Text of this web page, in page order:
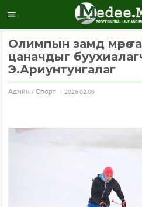
Олимпын замд мөрөө
цаначдыг
Э.Ариунтунгалаг
Aдмин / Спорт 2026.02.06